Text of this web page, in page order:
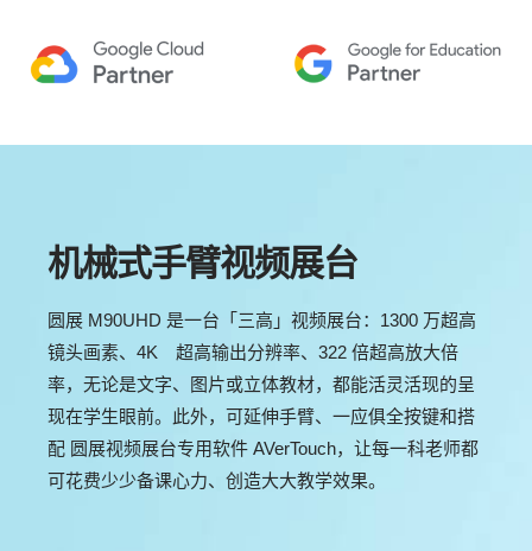
机械式手臂视频展台
圆展 M90UHD 是一台「三高」视频展台：1300 万超高
镜头画素、4K 超高输出分辨率、322 倍超高放大倍
率，无论是文字、图片或立体教材，都能活灵活现的呈
现在学生眼前。此外，可延伸手臂、一应俱全按键和搭
配 圆展视频展台专用软件 AVerTouch，让每一科老师都
可花费少少备课心力、创造大大教学效果。